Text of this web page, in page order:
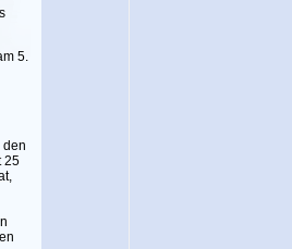
5.
den
25